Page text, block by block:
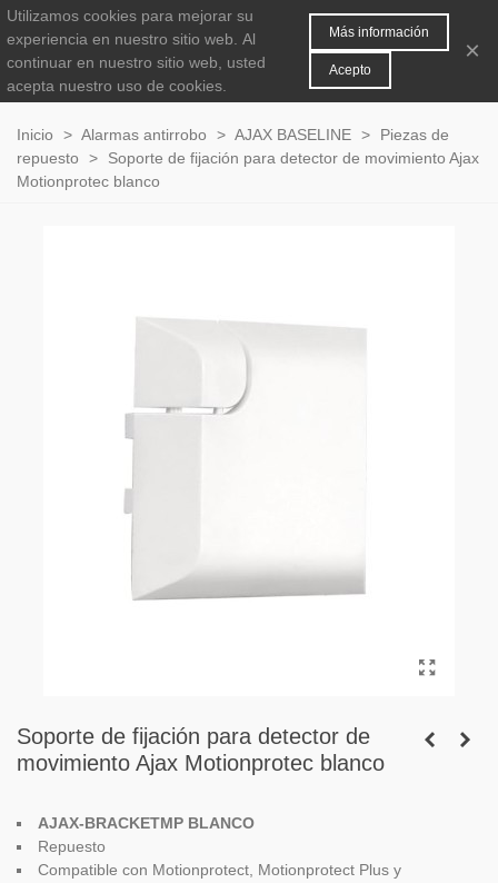
0
Inicio > Alarmas antirrobo > AJAX BASELINE >
Piezas de
repuesto
>
Soporte de fijación para detector de movimiento Ajax
Motionprotec blanco
Soporte de fijación para detector de
movimiento Ajax Motionprotec blanco
AJAX-BRACKETMP BLANCO
Repuesto
Compatible con Motionprotect, Motionprotect Plus y
Utilizamos cookies para mejorar su
experiencia en nuestro sitio web. Al
continuar en nuestro sitio web, usted
acepta nuestro uso de cookies.
Más información
Acepto
×